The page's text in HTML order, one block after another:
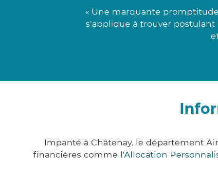
« Une marquante
s'applique à trouver postulant
Impanté à Châtenay, le département
financières comme l'Allocation